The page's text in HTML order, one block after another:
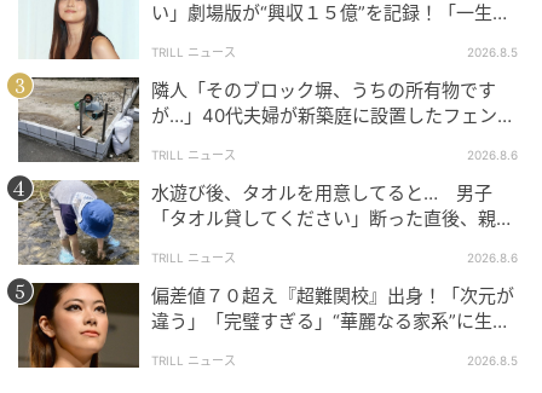
い」劇場版が“興収１５億”を記録！「一生言
TRILL ニュース 2026.8.5
隣人「そのブロック塀、うちの所有物です
が…」40代夫婦が新築庭に設置したフェン
TRILL ニュース 2026.8.6
水遊び後、タオルを用意してると… 男子
「タオル貸してください」断った直後、親が
TRILL ニュース 2026.8.6
偏差値７０超え『超難関校』出身！「次元が
違う」「完璧すぎる」“華麗なる家系”に生ま
TRILL ニュース 2026.8.5